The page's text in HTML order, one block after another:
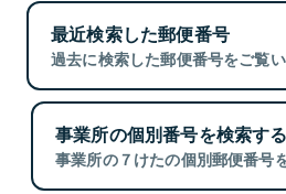
最近検索した郵便番号
過去に検索した郵便番号をご覧い
事業所の個別番号を検索する
事業所の７けたの個別郵便番号